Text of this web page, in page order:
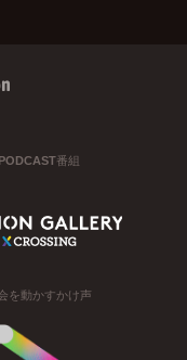
PODCAST番組
を動かすかけ声